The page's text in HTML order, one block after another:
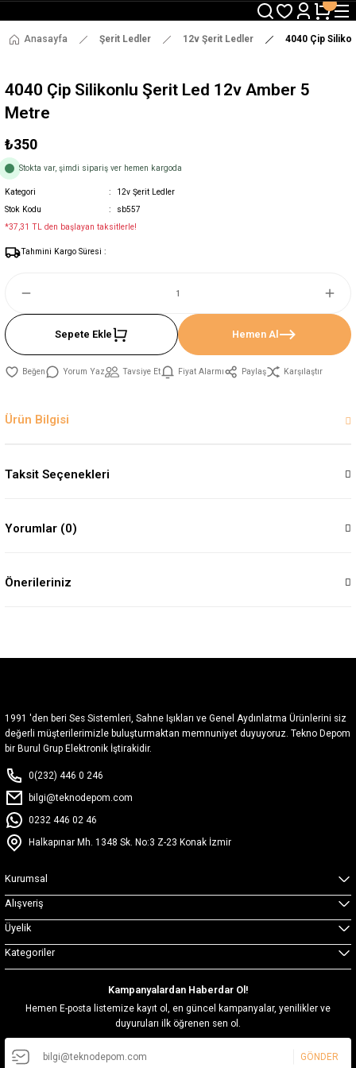
3000 TL ve Üzeri Alışverişlerde Ücretsiz Kargo !
12:00' a Kadar Verilen Siparişlerde Aynı Gün Gönderim !
3000 TL ve Üzeri Alışverişlerde Ücretsiz Kargo !
Anasayfa Şerit Ledler 12v Şerit Ledler 4040 Çip
4040 Çip Silikonlu Şerit Led 12v Amber 5
Metre
₺350
Stokta var, şimdi sipariş ver hemen kargoda
Kategori
12v Şerit Ledler
Stok Kodu
sb557
*37,31 TL den başlayan taksitlerle!
Tahmini Kargo Süresi :
Sepete Ekle Hemen Al
Yorum Yaz Tavsiye Et Fiyat Alarmı Paylaş Karşılaştır
Ürün Bilgisi
Taksit Seçenekleri
Yorumlar (0)
Önerileriniz
1991 'den beri Ses Sistemleri, Sahne Işıkları ve Genel Aydınlatma Ürünlerini siz
değerli müşterilerimizle buluşturmaktan memnuniyet duyuyoruz. Tekno Depom
bir Burul Grup Elektronik İştirakidir.
0(232) 446 0 246
bilgi@teknodepom.com
0232 446 02 46
Halkapınar Mh. 1348 Sk. No:3 Z-23 Konak İzmir
Kurumsal
Alışveriş
Üyelik
Kategoriler
Kampanyalardan Haberdar Ol!
Hemen E-posta listemize kayıt ol, en güncel kampanyalar, yenilikler ve
duyuruları ilk öğrenen sen ol.
GÖNDER